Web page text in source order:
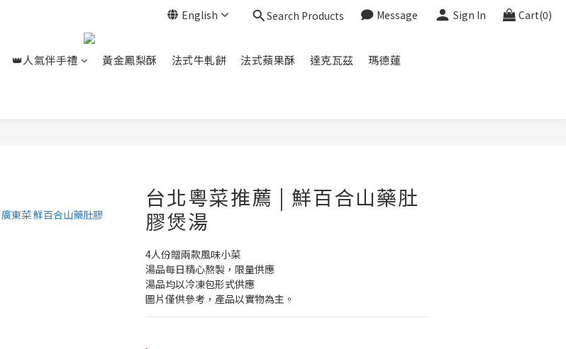
English Search Products Message Sign In Cart(0)
👑人氣伴手禮 黃金鳳梨酥 法式牛軋餅 法式蘋果酥 達克瓦茲
瑪德蓮
台北粵菜推薦 | 鮮百合山藥肚
膠煲湯
4人份贈兩款風味小菜
湯品每日精心熬製，限量供應
湯品均以冷凍包形式供應
圖片僅供參考，產品以實物為主。